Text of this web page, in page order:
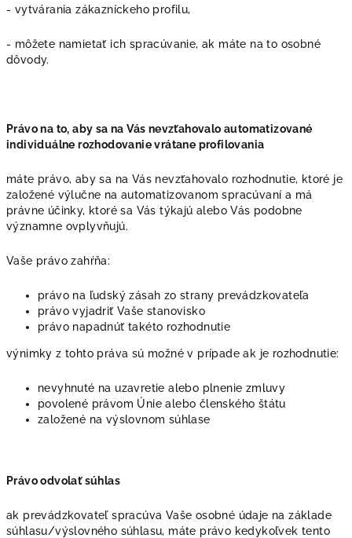
- vytvárania zákazníckeho profilu,
- môžete namietať ich spracúvanie, ak máte na to osobné
dôvody.
Právo na to, aby sa na Vás nevzťahovalo automatizované
individuálne rozhodovanie vrátane profilovania
máte právo, aby sa na Vás nevzťahovalo rozhodnutie, ktoré je
založené výlučne na automatizovanom spracúvaní a má
právne účinky, ktoré sa Vás týkajú alebo Vás podobne
významne ovplyvňujú.
Vaše právo zahŕňa:
právo na ľudský zásah zo strany prevádzkovateľa
právo vyjadriť Vaše stanovisko
právo napadnúť takéto rozhodnutie
výnimky z tohto práva sú možné v prípade ak je rozhodnutie:
nevyhnuté na uzavretie alebo plnenie zmluvy
povolené právom Únie alebo členského štátu
založené na výslovnom súhlase
Právo odvolať súhlas
ak prevádzkovateľ spracúva Vaše osobné údaje na základe
súhlasu/výslovného súhlasu, máte právo kedykoľvek tento